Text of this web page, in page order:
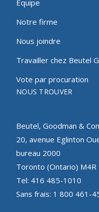
Équipe
Notre firme
Nous joindre
Travailler chez Beutel
Vote par procuration
NOUS TROUVER
Beutel, Goodman &
20, avenue Eglinton
bureau 2000
Toronto (Ontario) M4R
Tel: 416 485-1010
Sans frais: 1 800 461-